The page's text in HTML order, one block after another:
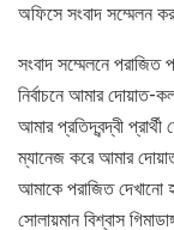
অফিসে সংবাদ সম্মেলন
সংবাদ সম্মেলনে পরাজিত
নির্বাচনে আমার দোয়াত-
আমার প্রতিদ্বন্দ্বী প্রার্থী
ম্যানেজ করে আমার
আমাকে পরাজিত দেখানো
সোলায়মান বিশ্বাস